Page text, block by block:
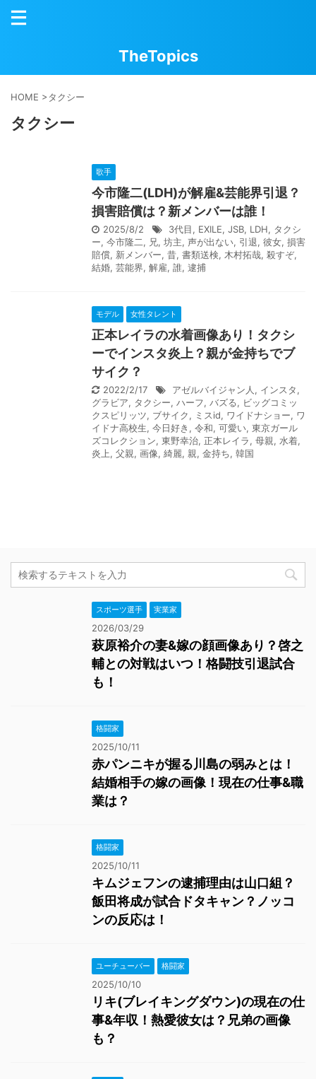
TheTopics
HOME >タクシー
タクシー
歌手
今市隆二(LDH)が解雇&芸能界引退？
損害賠償は？新メンバーは誰！
2025/8/2 3代目, EXILE, JSB, LDH, タクシ
ー, 今市隆二, 兄, 坊主, 声が出ない, 引退, 彼女, 損害
賠償, 新メンバー, 昔, 書類送検, 木村拓哉, 殺すぞ,
結婚, 芸能界, 解雇, 誰, 逮捕
モデル 女性タレント
正本レイラの水着画像あり！タクシ
ーでインスタ炎上？親が金持ちでブ
サイク？
2022/2/17 アゼルバイジャン人 , インスタ,
グラビア, タクシー, ハーフ, バズる, ビッグコミッ
クスピリッツ, ブサイク, ミスid, ワイドナショー, ワ
イドナ高校生, 今日好き , 令和, 可愛い, 東京ガール
ズコレクション, 東野幸治, 正本レイラ, 母親, 水着,
炎上, 父親, 画像, 綺麗, 親, 金持ち, 韓国
スポーツ選手 実業家
2026/03/29
萩原裕介の妻&嫁の顔画像あり？啓之
輔との対戦はいつ！格闘技引退試合
も！
格闘家
2025/10/11
赤パンニキが握る川島の弱みとは！
結婚相手の嫁の画像！現在の仕事&職
業は？
格闘家
2025/10/11
キムジェフンの逮捕理由は山口組？
飯田将成が試合ドタキャン？ノッコ
ンの反応は！
ユーチューバー 格闘家
2025/10/10
リキ(ブレイキングダウン)の現在の仕
事&年収！熱愛彼女は？兄弟の画像
も？